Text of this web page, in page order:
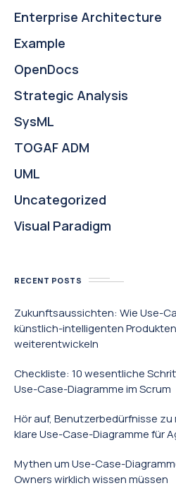
Enterprise Architecture
Example
OpenDocs
Strategic Analysis
SysML
TOGAF ADM
UML
Uncategorized
Visual Paradigm
RECENT POSTS
Zukunftsaussichten: Wie Use-
künstlich-intelligenten
weiterentwickeln
Checkliste: 10 wesentliche
Use-Case-Diagramme im Scrum
Hör auf, Benutzerbedürfnisse
klare Use-Case-Diagramme für
Mythen um Use-Case-
Owners wirklich wissen müssen